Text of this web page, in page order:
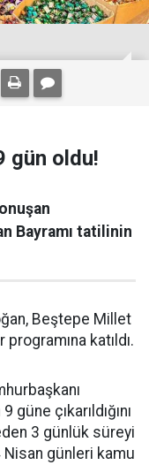
gün oldu!
Bayramı tatilinin
Beştepe Millet
katıldı.
güne çıkarıldığını
3 günlük süreyi
Nisan günleri kamu